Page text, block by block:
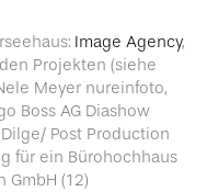
Image Agency,
Projekten (siehe
Meyer nureinfoto,
Boss AG Diashow
Post Production
für ein Bürohochhaus
(12)